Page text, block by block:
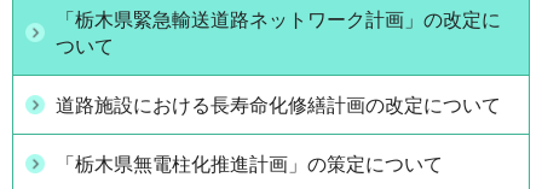
「栃木県緊急輸送道路ネットワーク計画」の改定に
ついて
道路施設における長寿命化修繕計画の改定について
「栃木県無電柱化推進計画」の策定について